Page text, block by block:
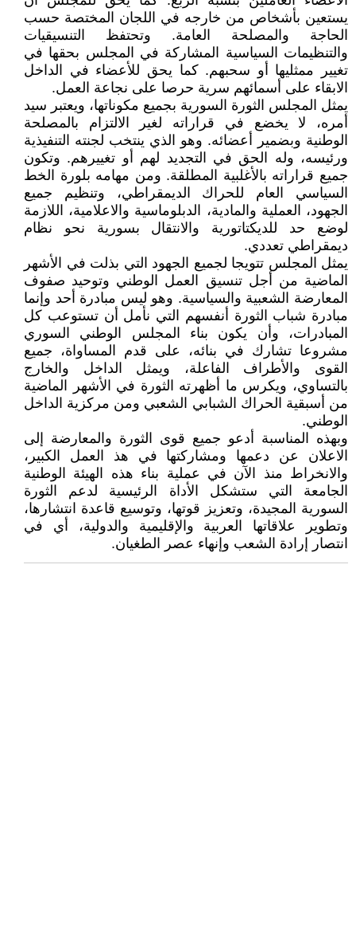
يستعين بأشخاص من خارجه في اللجان المختصة حسب
الحاجة والمصلحة العامة. وتحتفظ التنسيقيات
والتنظيمات السياسية المشاركة في المجلس بحقها في
تغيير ممثليها أو سحبهم. كما يحق للأعضاء في الداخل
الابقاء على أسمائهم سرية حرصا على نجاعة العمل.
يمثل المجلس الثورة السورية بجميع مكوناتها، ويعتبر سيد
أمره، لا يخضع في قراراته لغير الالتزام بالمصلحة
الوطنية وبضمير أعضائه. وهو الذي ينتخب لجنته التنفيذية
ورئيسه، وله الحق في التجديد لهم أو تغييرهم. وتكون
جميع قراراته بالأغلبية المطلقة. ومن مهامه بلورة الخط
السياسي العام للحراك الديمقراطي، وتنظيم جميع
الجهود، العملية والمادية، الدبلوماسية والاعلامية، اللازمة
لوضع حد للديكتاتورية والانتقال بسورية نحو نظام
ديمقراطي تعددي.
يمثل المجلس تتويجا لجميع الجهود التي بذلت في الأشهر
الماضية من أجل تنسيق العمل الوطني وتوحيد صفوف
المعارضة الشعبية والسياسية. وهو ليس مبادرة أحد وإنما
مبادرة شباب الثورة أنفسهم التي نأمل أن تستوعب كل
المبادرات، وأن يكون بناء المجلس الوطني السوري
مشروعا تشارك في بنائه، على قدم المساواة، جميع
القوى والأطراف الفاعلة، ويمثل الداخل والخارج
بالتساوي، ويكرس ما أظهرته الثورة في الأشهر الماضية
من أسبقية الحراك الشبابي الشعبي ومن مركزية الداخل
الوطني.
وبهذه المناسبة أدعو جميع قوى الثورة والمعارضة إلى
الاعلان عن دعمها ومشاركتها في هذ العمل الكبير،
والانخراط منذ الآن في عملية بناء هذه الهيئة الوطنية
الجامعة التي ستشكل الأداة الرئيسية لدعم الثورة
السورية المجيدة، وتعزيز قوتها، وتوسيع قاعدة انتشارها،
وتطوير علاقاتها العربية والإقليمية والدولية، أي في
انتصار إرادة الشعب وإنهاء عصر الطغيان.